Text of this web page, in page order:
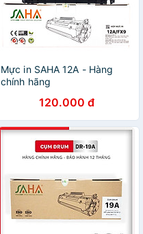
Mực in SAHA 12A - Hàng
chính hãng
120.000 đ